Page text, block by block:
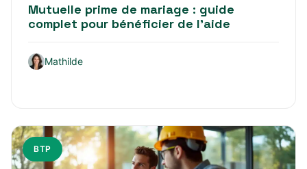
Mutuelle prime de mariage : guide
complet pour bénéficier de l’aide
Mathilde
BTP